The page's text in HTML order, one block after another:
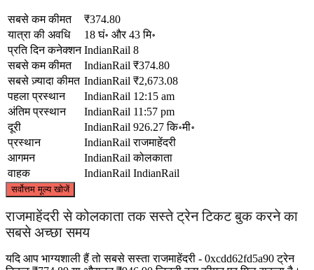
सबसे कम कीमत
₹374.80
यात्रा की अवधि
18 घं॰ और 43 मि॰
प्रति दिन कनेक्शन IndianRail 8
सबसे कम कीमत
IndianRail ₹374.80
सबसे ज़्यादा कीमत IndianRail ₹2,673.08
पहला प्रस्थान
IndianRail 12:15 am
अंतिम प्रस्थान
IndianRail 11:57 pm
दूरी
IndianRail 926.27 कि॰मी॰
प्रस्थान
IndianRail राजमाहेंदरी
आगमन
IndianRail कोलकाता
वाहक
IndianRail IndianRail
सर्वोत्तम मूल्य खोजें
©CARTO
राजमाहेंदरी से कोलकाता तक सस्ते ट्रेन टिकट बुक करने का
सबसे अच्छा समय
यदि आप भाग्यशाली हैं तो सबसे सस्ता राजमाहेंदरी - 0xcdd62fd5a90 ट्रेन